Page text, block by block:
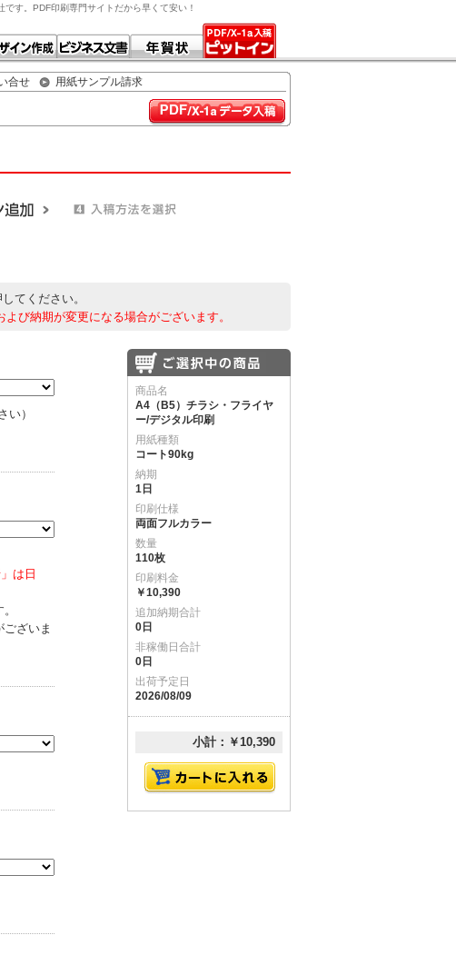
す。PDF印刷専門サイトだから早くて安い！
合せ
用紙サンプル請求
てください。
び納期が変更になる場合がございます。
い）
は日
ざいま
商品名
A4（B5）チラシ・フライヤ
ー/デジタル印刷
用紙種類
コート90kg
納期
1日
印刷仕様
両面フルカラー
数量
110枚
印刷料金
￥10,390
追加納期合計
0日
非稼働日合計
0日
出荷予定日
2026/08/09
小計：￥10,390